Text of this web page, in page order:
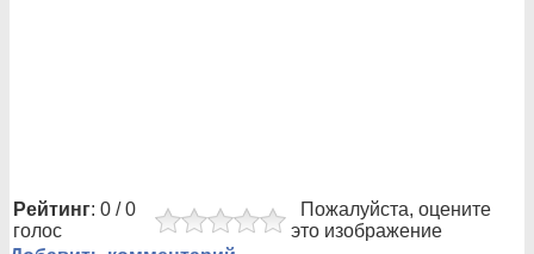
Рейтинг: 0 / 0
голос
Пожалуйста, оцените
это изображение